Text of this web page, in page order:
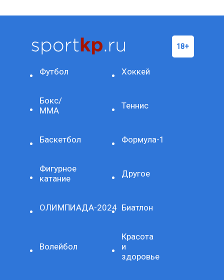
Футбол Хоккей
Бокс/
ММА
Теннис
Баскетбол Формула-1
Фигурное
катание
Другое
ОЛИМПИАДА-2024 Биатлон
Волейбол
Красота
и
здоровье